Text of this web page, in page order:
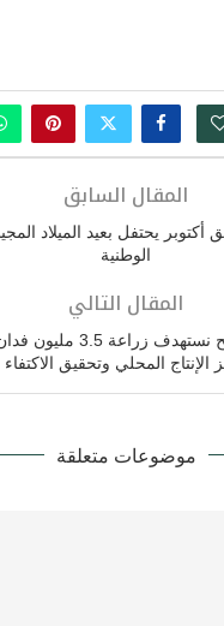
المقال السابق
يحتفل بعيد الميلاد
الوطنية
المقال التالي
موضوعات متعلقة